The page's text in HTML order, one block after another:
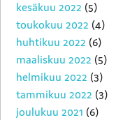
kesäkuu 2022 (5)
toukokuu 2022 (4)
huhtikuu 2022 (6)
maaliskuu 2022 (5)
helmikuu 2022 (3)
tammikuu 2022 (3)
joulukuu 2021 (6)